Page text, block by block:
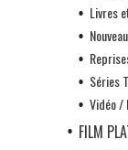
Livres
Séries
Vidéo /
FILM